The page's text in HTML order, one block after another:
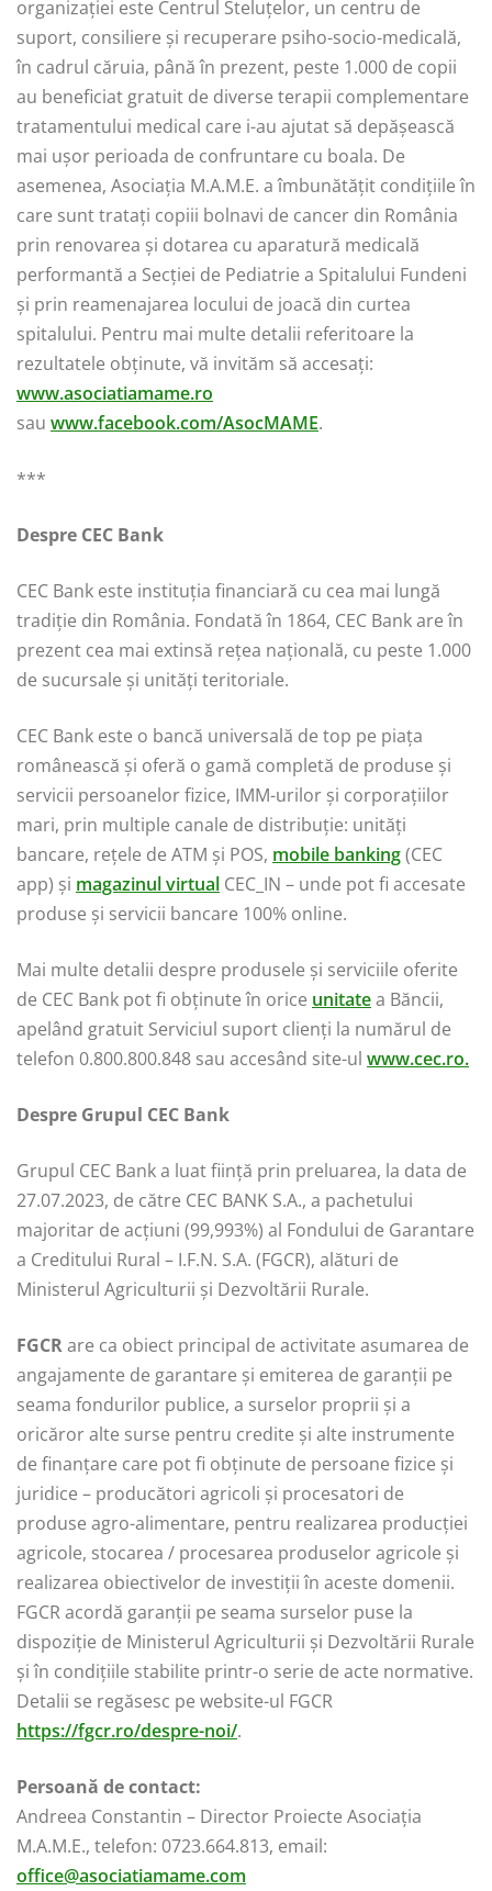
organizației este Centrul Steluțelor, un centru de
suport, consiliere și recuperare psiho-socio-medicală,
în cadrul căruia, până în prezent, peste 1.000 de copii
au beneficiat gratuit de diverse terapii complementare
tratamentului medical care i-au ajutat să depășească
mai ușor perioada de confruntare cu boala. De
asemenea, Asociația M.A.M.E. a îmbunătățit condițiile în
care sunt tratați copiii bolnavi de cancer din România
prin renovarea și dotarea cu aparatură medicală
performantă a Secției de Pediatrie a Spitalului Fundeni
și prin reamenajarea locului de joacă din curtea
spitalului. Pentru mai multe detalii referitoare la
rezultatele obținute, vă invităm să accesați:
www.asociatiamame.ro
sau www.facebook.com/AsocMAME.
***
Despre CEC Bank
CEC Bank este instituția financiară cu cea mai lungă
tradiție din România. Fondată în 1864, CEC Bank are în
prezent cea mai extinsă rețea națională, cu peste 1.000
de sucursale și unități teritoriale.
CEC Bank este o bancă universală de top pe piața
românească și oferă o gamă completă de produse și
servicii persoanelor fizice, IMM-urilor și corporațiilor
mari, prin multiple canale de distribuție: unități
bancare, rețele de ATM și POS, mobile banking(CEC
app) și magazinul virtual CEC_IN – unde pot fi accesate
produse și servicii bancare 100% online.
Mai multe detalii despre produsele și serviciile oferite
de CEC Bank pot fi obținute în orice unitatea Băncii,
apelând gratuit Serviciul suport clienți la numărul de
telefon 0.800.800.848 sau accesând site-ul www.cec.ro.
Despre Grupul CEC Bank
Grupul CEC Bank a luat ființă prin preluarea, la data de
27.07.2023, de către CEC BANK S.A., a pachetului
majoritar de acțiuni (99,993%) al Fondului de Garantare
a Creditului Rural – I.F.N. S.A. (FGCR), alături de
Ministerul Agriculturii și Dezvoltării Rurale.
FGCRare ca obiect principal de activitate asumarea de
angajamente de garantare şi emiterea de garanţii pe
seama fondurilor publice, a surselor proprii şi a
oricăror alte surse pentru credite şi alte instrumente
de finanţare care pot fi obţinute de persoane fizice şi
juridice – producători agricoli şi procesatori de
produse agro-alimentare, pentru realizarea producţiei
agricole, stocarea / procesarea produselor agricole şi
realizarea obiectivelor de investiţii în aceste domenii.
FGCR acordă garanții pe seama surselor puse la
dispoziție de Ministerul Agriculturii și Dezvoltării Rurale
și în condițiile stabilite printr-o serie de acte normative.
Detalii se regăsesc pe website-ul FGCR
https://fgcr.ro/despre-noi/.
Persoană de contact:
Andreea Constantin – Director Proiecte Asociația
M.A.M.E., telefon: 0723.664.813, email:
office@asociatiamame.com